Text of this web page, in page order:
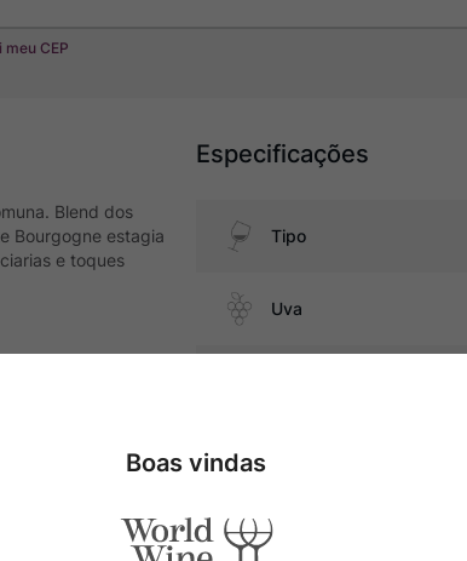
meu CEP
Blend dos
Bourgogne estagia
e toques
com ragu de
Especificações
Tipo
Uva
Pais
Boas vindas